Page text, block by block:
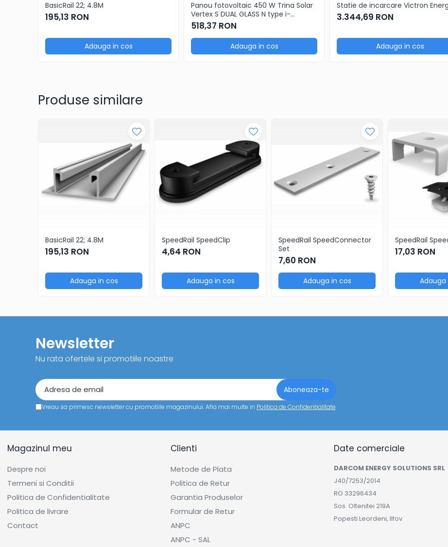
BasicRail 22; 4.8M
195,13 RON
Adauga in cos
Panou fotovoltaic 450 W Trina Solar
Vertex S DUAL GLASS N type i-
TOPCon Module
518,37 RON
Adauga in cos
Statie de incarcare Victron
3.344,69 RON
Adauga in cos
Produse similare
BasicRail 22; 4.8M
195,13 RON
Adauga in cos
SpeedRail SpeedClip
4,64 RON
Adauga in cos
SpeedRail SpeedConnector
Set
7,60 RON
Adauga in cos
SpeedRail
17,03 RON
Adauga
Newsletter
Nu rata ofertele si promotiile noastre
Vreau sa primesc newsletter cu promotiile magazinului. Afla mai multe in Politica de Confidentialitate
Magazinul meu
Despre noi
Termeni si Conditii
Politica de Confidentialitate
Politica de livrare
Contact
Clienti
Metode de Plata
Politica de Retur
Garantia Produselor
Formular de Retur
ANPC
ANPC - SAL
Date comerciale
DARCOM ENERGY SOLUTIONS SRL
J40/7253/2014
RO 33296434
Sos. Oltenitei 219A
Popesti Leordeni, Ilfov